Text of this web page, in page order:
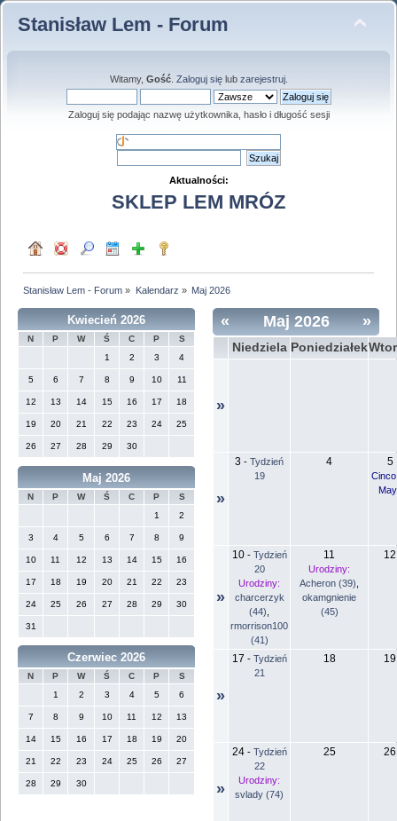
Stanisław Lem - Forum
Witamy, Gość. Zaloguj sięlub zarejestruj.
Zaloguj się podając nazwę użytkownika, hasło i długość sesji
Aktualności:
SKLEP LEM MRÓZ
Stanisław Lem - Forum » Kalendarz » Maj 2026
Kwiecień 2026
N P W Ś C P
S
1
2 3 4
5 6 7 8 9 10 11
12 13 14 15 16 17 18
19 20 21 22 23 24 25
26 27 28 29 30
Maj 2026
N P W Ś C P
S
1
2
3 4 5 6 7 8 9
10 11 12 13 14 15 16
17 18 19 20 21 22 23
24 25 26 27 28 29 30
31
Czerwiec 2026
N P W Ś C P
S
1
2 3 4 5 6
7 8 9 10 11 12 13
14 15 16 17 18 19 20
21 22 23 24 25 26 27
28 29 30
« »
Maj 2026
Niedziela Poniedziałek
»
»
3 - Tydzień
19
4 5
»
10- Tydzień
20
Urodziny:
charcerzyk
(44)
rmorrison100
(41)
11
Urodziny:
Acheron (39)
okamgnienie
(45)
12
»
17 - Tydzień
21
18 19
»
24- Tydzień
22
Urodziny:
svlady (74)
25 26